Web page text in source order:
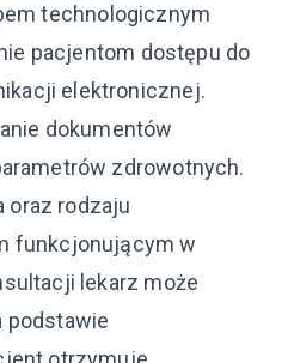
technologicznym
pacjentom dostępu do
elektronicznej.
dokumentów
zdrowotnych.
oraz rodzaju
funkcjonującym w
lekarz może
podstawie